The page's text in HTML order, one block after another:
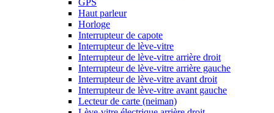
GPS
Haut parleur
Horloge
Interrupteur de capote
Interrupteur de lève-vitre
Interrupteur de lève-vitre arrière droit
Interrupteur de lève-vitre arrière gauche
Interrupteur de lève-vitre avant droit
Interrupteur de lève-vitre avant gauche
Lecteur de carte (neiman)